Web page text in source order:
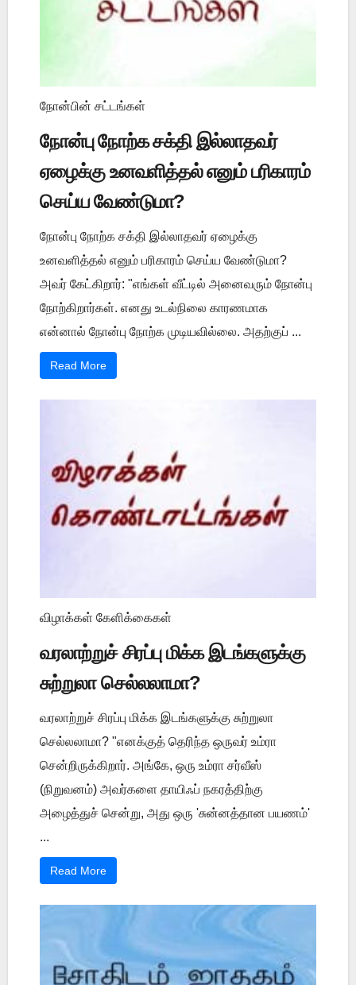
நோன்பின் சட்டங்கள்
நோன்பு நோற்க சக்தி இல்லாதவர்
ஏழைக்கு உனவளித்தல் எனும் பரிகாரம்
செய்ய வேண்டுமா?
நோன்பு நோற்க சக்தி இல்லாதவர் ஏழைக்கு
உனவளித்தல் எனும் பரிகாரம் செய்ய வேண்டுமா?
அவர் கேட்கிறார்: "எங்கள் வீட்டில் அனைவரும் நோன்பு
நோற்கிறார்கள். எனது உடல்நிலை காரணமாக
என்னால் நோன்பு நோற்க முடியவில்லை. அதற்குப் ...
Read More
விழாக்கள் கேளிக்கைகள்
வரலாற்றுச் சிரப்பு மிக்க இடங்களுக்கு
சுற்றுலா செல்லலாமா?
வரலாற்றுச் சிரப்பு மிக்க இடங்களுக்கு சுற்றுலா
செல்லலாமா? "எனக்குத் தெரிந்த ஒருவர் உம்ரா
சென்றிருக்கிறார். அங்கே, ஒரு உம்ரா சர்வீஸ்
(நிறுவனம்) அவர்களை தாயிஃப் நகரத்திற்கு
அழைத்துச் சென்று, அது ஒரு 'சுன்னத்தான பயணம்'
...
Read More